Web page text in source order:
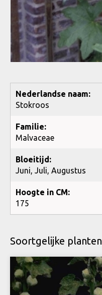
Nederlandse naam:
Stokroos
Familie:
Malvaceae
Bloeitijd:
Juni, Juli, Augustus
Hoogte in CM:
175
Soortgelijke planten